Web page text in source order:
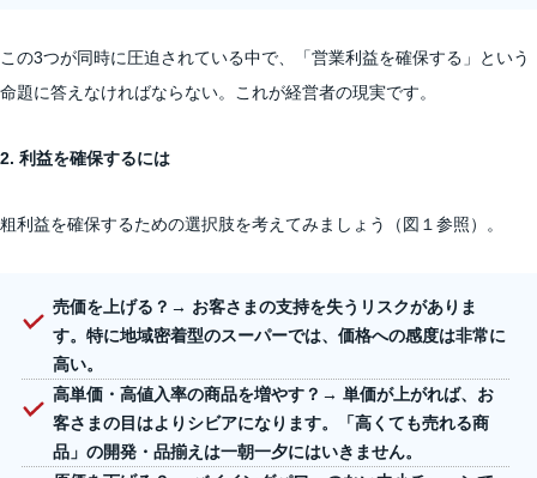
この3つが同時に圧迫されている中で、「営業利益を確保する」という
命題に答えなければならない。これが経営者の現実です。
2. 利益を確保するには
粗利益を確保するための選択肢を考えてみましょう（図１参照）。
売価を上げる？ → お客さまの支持を失うリスクがありま
す。特に地域密着型のスーパーでは、価格への感度は非常に
高い。
高単価・高値入率の商品を増やす？ → 単価が上がれば、お
客さまの目はよりシビアになります。「高くても売れる商
品」の開発・品揃えは一朝一夕にはいきません。